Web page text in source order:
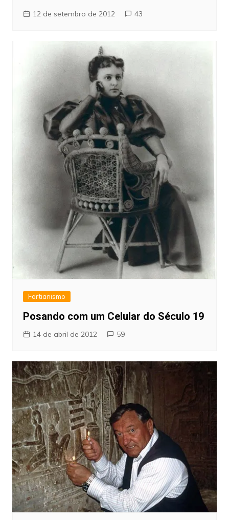
12 de setembro de 2012 43
Fortianismo
Posando com um Celular do Século 19
14 de abril de 2012 59